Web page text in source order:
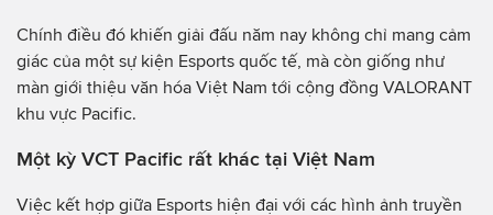
Chính điều đó khiến giải đấu năm nay không chỉ mang cảm
giác của một sự kiện Esports quốc tế, mà còn giống như
màn giới thiệu văn hóa Việt Nam tới cộng đồng VALORANT
khu vực Pacific.
Một kỳ VCT Pacific rất khác tại Việt Nam
Việc kết hợp giữa Esports hiện đại với các hình ảnh truyền